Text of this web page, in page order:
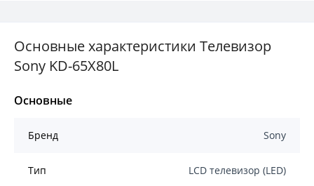
Основные характеристики Телевизор
Sony KD-65X80L
Основные
Бренд Sony
Тип LCD телевизор (LED)